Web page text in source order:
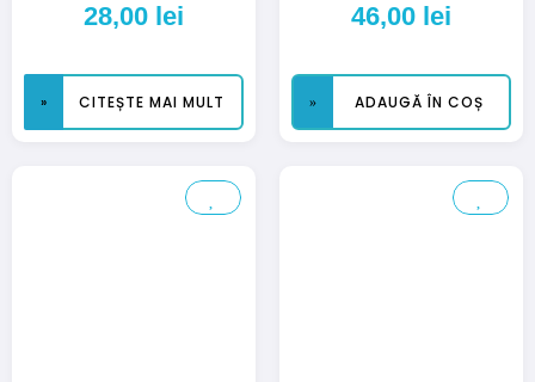
28,00 lei
CITEȘTE MAI MULT
46,00 lei
ADAUGĂ ÎN COȘ